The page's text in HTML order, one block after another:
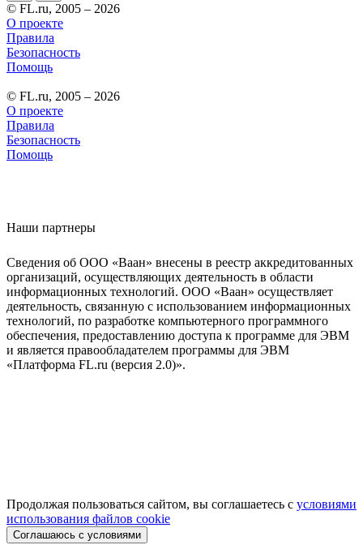
© FL.ru, 2005 – 2026
О проекте
Правила
Безопасность
Помощь
© FL.ru, 2005 – 2026
О проекте
Правила
Безопасность
Помощь
Наши партнеры
Сведения об ООО «Ваан» внесены в реестр аккредитованных
организаций, осуществляющих деятельность в области
информационных технологий. ООО «Ваан» осуществляет
деятельность, связанную с использованием информационных
технологий, по разработке компьютерного программного
обеспечения, предоставлению доступа к программе для ЭВМ
и является правообладателем программы для ЭВМ
«Платформа FL.ru (версия 2.0)».
Продолжая пользоваться сайтом, вы соглашаетесь с условиями
использования файлов cookie
Соглашаюсь с условиями